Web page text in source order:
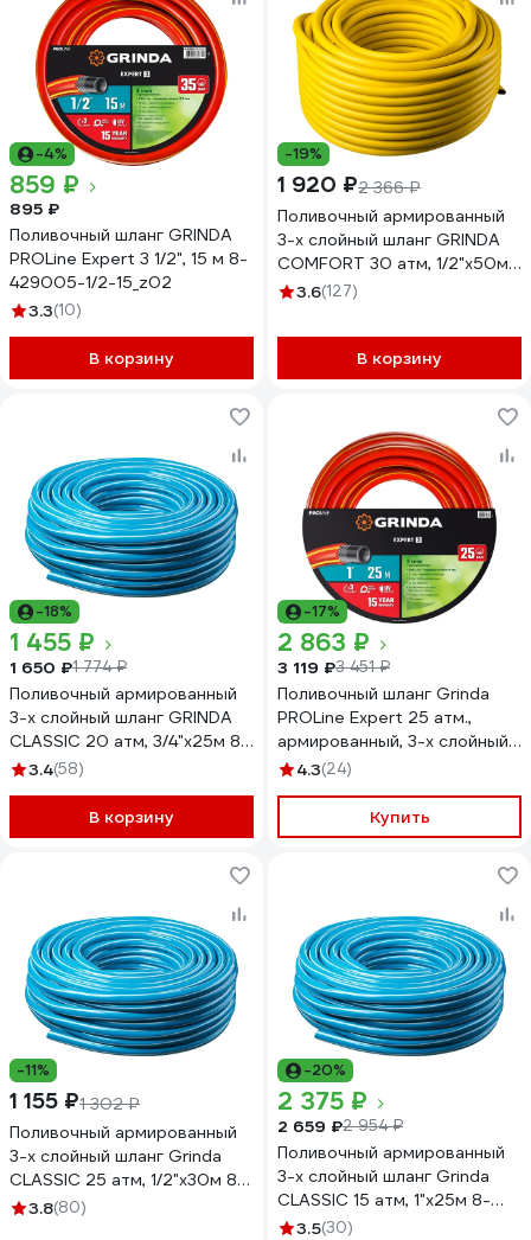
-4%
859 ₽
895 ₽
Поливочный шланг GRINDA
PROLine Expert 3 1/2", 15 м 8-
429005-1/2-15_z02
3.3(10)
В корзину
-19%
1 920 ₽2 366 ₽
Поливочный армированный
3-х слойный шланг GRINDA
COMFORT 30 атм, 1/2"х50м
8-429003-1/2-50_z02
3.6(127)
В корзину
-18%
1 455 ₽
1 650 ₽1 774 ₽
Поливочный армированный
3-х слойный шланг GRINDA
CLASSIC 20 атм, 3/4"х25м 8-
429001-3/4-25_z02
3.4(58)
В корзину
-17%
2 863 ₽
3 119 ₽3 451 ₽
Поливочный шланг Grinda
PROLine Expert 25 атм.,
армированный, 3-х слойный,
1х25м 8-429005-1-25_z01
4.3(24)
Купить
-11%
1 155 ₽1 302 ₽
Поливочный армированный
3-х слойный шланг Grinda
CLASSIC 25 атм, 1/2"х30м 8-
429001-1/2-30_z02
3.8(80)
-20%
2 375 ₽
2 659 ₽2 954 ₽
Поливочный армированный
3-х слойный шланг Grinda
CLASSIC 15 атм, 1"х25м 8-
429001-1-25_z02
3.5(30)